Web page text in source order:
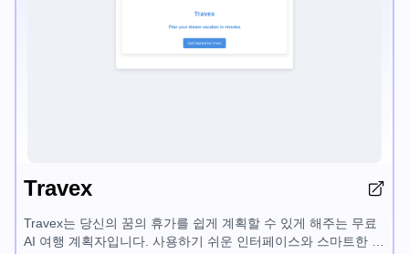
Travex
Travex는 당신의 꿈의 휴가를 쉽게 계획할 수 있게 해주는 무료
AI 여행 계획자입니다. 사용하기 쉬운 인터페이스와 스마트한 기